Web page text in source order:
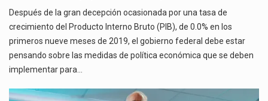
Después de la gran decepción ocasionada por una tasa de
crecimiento del Producto Interno Bruto (PIB), de 0.0% en los
primeros nueve meses de 2019, el gobierno federal debe estar
pensando sobre las medidas de política económica que se deben
implementar para…